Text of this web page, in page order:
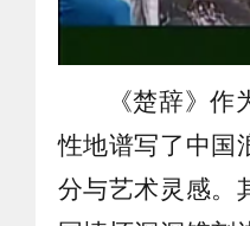
《楚辞》
性地谱写了中国
分与艺术灵感。